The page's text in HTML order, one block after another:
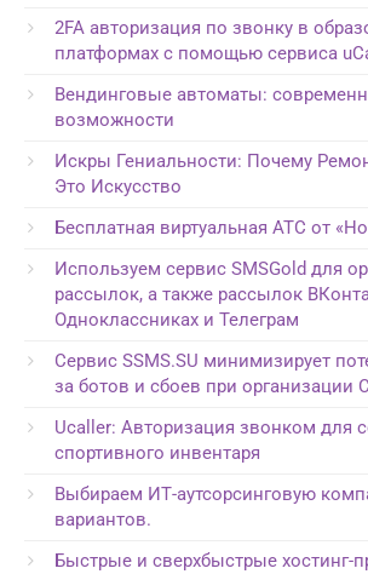
2FA авторизация по звонку в
платформах с помощью сервиса
Вендинговые автоматы:
возможности
Искры Гениальности: Почему
Это Искусство
Бесплатная виртуальная АТС от
Используем сервис SMSGold для
рассылок, а также рассылок
Одноклассниках и Телеграм
Сервис SSMS.SU минимизирует
за ботов и сбоев при
Ucaller: Авторизация звонком для
спортивного инвентаря
Выбираем ИТ-аутсорсинговую
вариантов.
Быстрые и сверхбыстрые хостинг-